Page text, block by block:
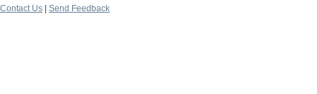
Contact Us
Send Feedback